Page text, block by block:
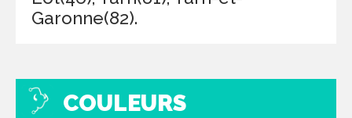
Garonne(82).
COULEURS